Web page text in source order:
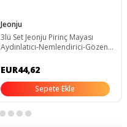
Jeonju
3lü Set Jeonju Pirinç Mayası
Aydınlatıcı-Nemlendirici-Gözenek
EUR44,62
Sepete Ekle